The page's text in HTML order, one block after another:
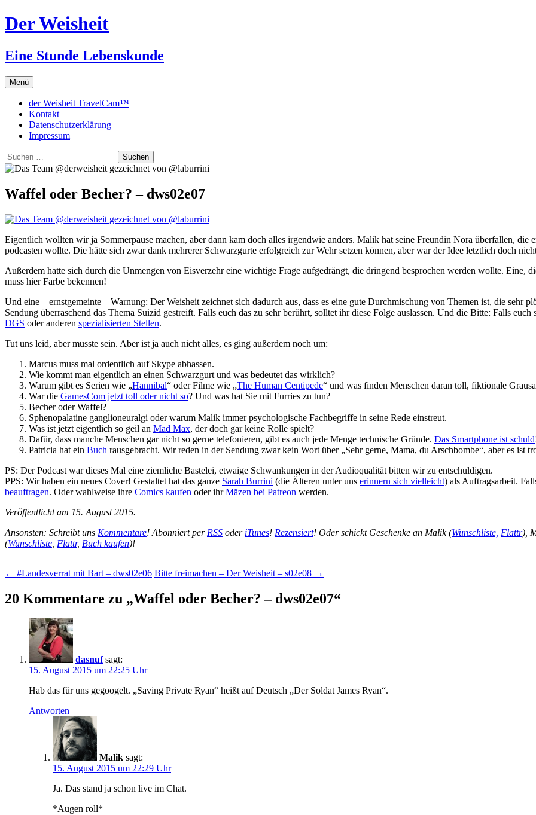
Zum
Inhalt
Der Weisheit
Eine Stunde Lebenskunde
Menü
der Weisheit TravelCam™
Kontakt
Datenschutzerklärung
Impressum
Suchen
nach:
Waffel oder Becher? – dws02e07
Eigentlich wollten wir ja Sommerpause machen, aber dann kam doch alles irgendwie anders. Malik hat seine Freundin Nora überfallen, die
podcasten wollte. Die hätte sich zwar dank mehrerer Schwarzgurte erfolgreich zur Wehr setzen können, aber war der Idee letztlich doch
Außerdem hatte sich durch die Unmengen von Eisverzehr eine wichtige Frage aufgedrängt, die dringend besprochen werden wollte. Eine,
muss hier Farbe bekennen!
Und eine – ernstgemeinte – Warnung: Der Weisheit zeichnet sich dadurch aus, dass es eine gute Durchmischung von Themen ist, die sehr
Sendung überraschend das Thema Suizid gestreift. Falls euch das zu sehr berührt, solltet ihr diese Folge auslassen. Und die Bitte: Falls euch
DGS oder anderen spezialisierten Stellen.
Tut uns leid, aber musste sein. Aber ist ja auch nicht alles, es ging außerdem noch um:
Marcus muss mal ordentlich auf Skype abhassen.
Wie kommt man eigentlich an einen Schwarzgurt und was bedeutet das wirklich?
Warum gibt es Serien wie „Hannibal“ oder Filme wie „The Human Centipede“ und was finden Menschen daran toll, fiktionale
War die GamesCom jetzt toll oder nicht so? Und was hat Sie mit Furries zu tun?
Becher oder Waffel?
Sphenopalatine ganglioneuralgi oder warum Malik immer psychologische Fachbegriffe in seine Rede einstreut.
Was ist jetzt eigentlich so geil an Mad Max, der doch gar keine Rolle spielt?
Dafür, dass manche Menschen gar nicht so gerne telefonieren, gibt es auch jede Menge technische Gründe. Das Smartphone ist schuld
Patricia hat ein Buch rausgebracht. Wir reden in der Sendung zwar kein Wort über „Sehr gerne, Mama, du Arschbombe“, aber es ist
PS: Der Podcast war dieses Mal eine ziemliche Bastelei, etwaige Schwankungen in der Audioqualität bitten wir zu entschuldigen.
PPS: Wir haben ein neues Cover! Gestaltet hat das ganze Sarah Burrini (die Älteren unter uns erinnern sich vielleicht) als Auftragsarbeit.
beauftragen. Oder wahlweise ihre Comics kaufen oder ihrMäzen bei Patreon werden.
Veröffentlicht am 15. August 2015.
Ansonsten: Schreibt uns Kommentare! Abonniert per RSS oder iTunes! Rezensiert! Oder schickt Geschenke an Malik (Wunschliste, Flattr),
(Wunschliste Flattr, Buch kaufen)!
Beitragsnavigation
← #Landesverrat mit Bart – dws02e06 Bitte freimachen – Der Weisheit – s02e08 →
20 Kommentare zu „Waffel oder Becher? – dws02e07“
dasnuf sagt:
15. August 2015 um 22:25 Uhr
Hab das für uns gegoogelt. „Saving Private Ryan“ heißt auf Deutsch „Der Soldat James Ryan“.
Antworten
Malik sagt:
15. August 2015 um 22:29 Uhr
Ja. Das stand ja schon live im Chat.
*Augen roll*